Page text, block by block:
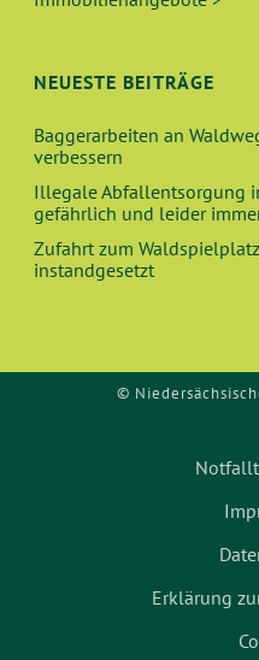
NEUESTE BEITRÄGE
Baggerarbeiten an
verbessern
Illegale Abfallentsorgung
gefährlich und leider
Zufahrt zum
instandgesetzt
©
Erklärung